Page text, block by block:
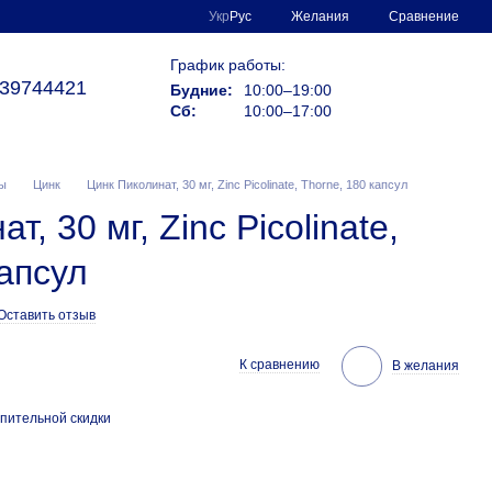
Укр Рус Желания Сравнение
График работы:
Будние:
10:00–19:00
Сб:
10:00–17:00
Цинк Цинк Пиколинат, 30 мг, Zinc Picolinate, Thorne, 180 капсул
30 мг, Zinc Picolinate,
отзыв
К сравнению В желания
скидки